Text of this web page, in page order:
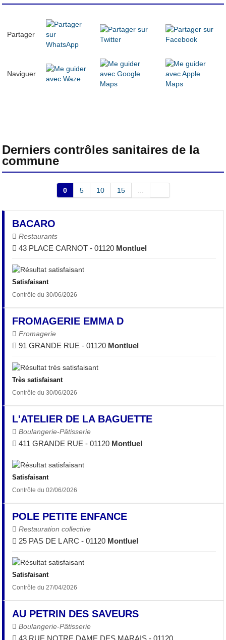
Partager
Naviguer
Derniers contrôles sanitaires de la
commune
0 5 10 15
BACARO
Restaurants
43 PLACE CARNOT - 01120 Montluel
Satisfaisant
Contrôle du 30/06/2026
FROMAGERIE EMMA D
Fromagerie
91 GRANDE RUE - 01120 Montluel
Très satisfaisant
Contrôle du 30/06/2026
L'ATELIER DE LA BAGUETTE
Boulangerie-Pâtisserie
411 GRANDE RUE - 01120 Montluel
Satisfaisant
Contrôle du 02/06/2026
POLE PETITE ENFANCE
Restauration collective
25 PAS DE L ARC - 01120 Montluel
Satisfaisant
Contrôle du 27/04/2026
AU PETRIN DES SAVEURS
Boulangerie-Pâtisserie